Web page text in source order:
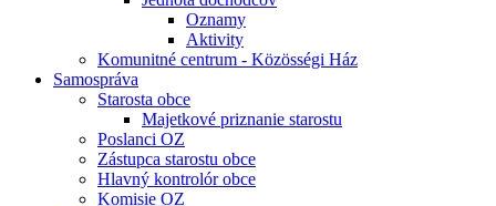
Oznamy
Aktivity
Komunitné centrum - Közösségi Ház
Samospráva
Starosta obce
Majetkové priznanie starostu
Poslanci OZ
Zástupca starostu obce
Hlavný kontrolór obce
Komisie OZ